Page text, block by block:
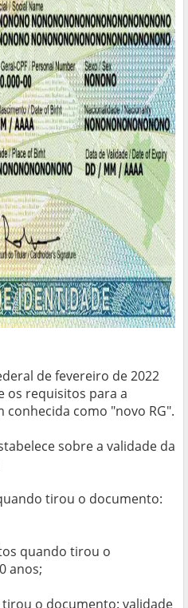
de fevereiro de 2022
os requisitos para a
conhecida como "novo RG".
sobre a validade da
tirou o documento:
quando tirou o
anos;
o documento: validade